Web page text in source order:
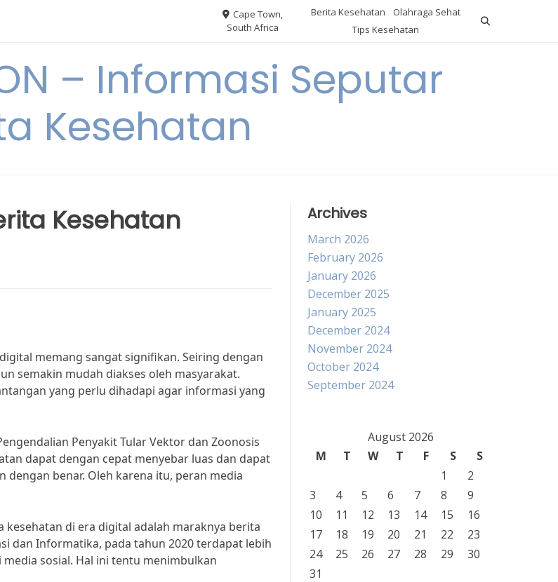
Cape Town,
South Africa
Berita Kesehatan
Olahraga Sehat
Tips Kesehatan
– Informasi Seputar
Kesehatan
Kesehatan
memang sangat signifikan. Seiring dengan
semakin mudah diakses oleh masyarakat.
yang perlu dihadapi agar informasi yang
Penyakit Tular Vektor dan Zoonosis
dapat dengan cepat menyebar luas dan dapat
benar. Oleh karena itu, peran media
di era digital adalah maraknya berita
dan Informatika, pada tahun 2020 terdapat lebih
sosial. Hal ini tentu menimbulkan
Archives
March 2026
February 2026
January 2026
December 2025
January 2025
December 2024
November 2024
October 2024
September 2024
August 2026
M
T W T F S
S
1
2
3
4 5 6 7 8
9
10
11 12 13 14 15
16
17
18 19 20 21 22
23
24
25 26 27 28 29
30
31